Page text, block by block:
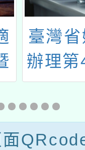
臺灣
辦理
惜台
助貧
費用
面